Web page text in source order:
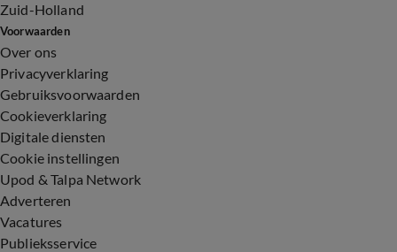
Zuid-Holland
Voorwaarden
Over ons
Privacyverklaring
Gebruiksvoorwaarden
Cookieverklaring
Digitale diensten
Cookie instellingen
Upod & Talpa Network
Adverteren
Vacatures
Publieksservice